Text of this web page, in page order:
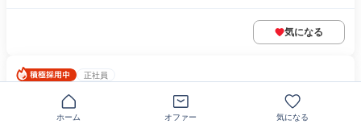
気になる
正社員
ヤマトオートワークス沖縄株式会社
ホーム オファー 気になる